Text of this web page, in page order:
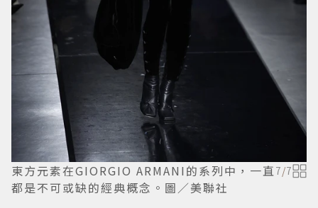
東方元素在GIORGIO ARMANI的系列中，一直
都是不可或缺的經典概念。圖／美聯社
7/7